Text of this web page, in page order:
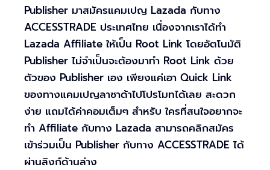
Publisher มาสมัครแคมเปญ Lazada กับทาง
ACCESSTRADE ประเทศไทย เนื่องจากเราได้ทำ
Lazada Affiliate ให้เป็น Root Link โดยอัตโนมัติ
Publisher ไม่จำเป็นจะต้องมาทำ Root Link ด้วย
ตัวของ Publisher เอง เพียงแค่เอา Quick Link
ของทางแคมเปญลาซาด้าไปโปรโมทได้เลย สะดวก
ง่าย แถมได้ค่าคอมเต็มๆ สำหรับ ใครที่สนใจอยากจะ
ทำ Affiliate กับทาง Lazada สามารถคลิกสมัคร
เข้าร่วมเป็น Publisher กับทาง ACCESSTRADE ได้
ผ่านลิงก์ด้านล่าง